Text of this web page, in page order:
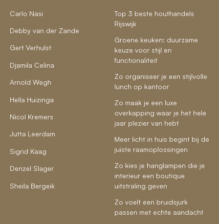
Carlo Nasi
Debby van der Zande
Gert Verhulst
Djamila Celina
Arnold Wegh
Hella Huizinga
Nicol Kremers
Jutta Leerdam
Sigrid Kaag
Denzel Slager
Sheila Bergeik
Top 3 beste houthandels
Rijswijk
Groene keuken: duurzame
keuze voor stijl en
functionaliteit
Zo organiseer je een stijlvolle
lunch op kantoor
Zo maak je een luxe
overkapping waar je het hele
jaar plezier van hebt
Meer licht in huis begint bij de
juiste raamoplossingen
Zo kies je hanglampen die je
interieur een boutique
uitstraling geven
Zo voelt een bruidsjurk
passen met echte aandacht